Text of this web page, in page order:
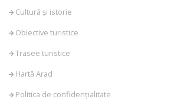
Cultură și istorie
Obiective turistice
Trasee turistice
Hartă Arad
Politica de confidențialitate